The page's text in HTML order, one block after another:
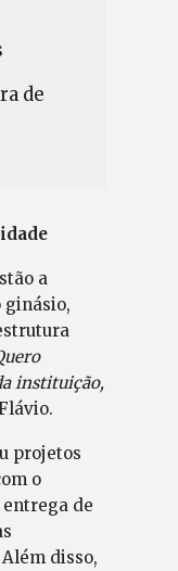
de
a
ginásio,
instituição,
projetos
o
de
disso,